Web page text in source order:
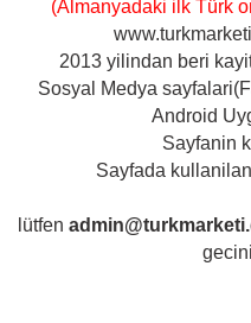
(Almanyadaki ilk Türk
2013 yilindan beri
Sosyal Medya
Android
Sayfanin
Sayfada
lütfen
Pakmaya Hefe, Backhefe /